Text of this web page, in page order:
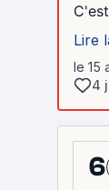
Lire
le 15
4
6